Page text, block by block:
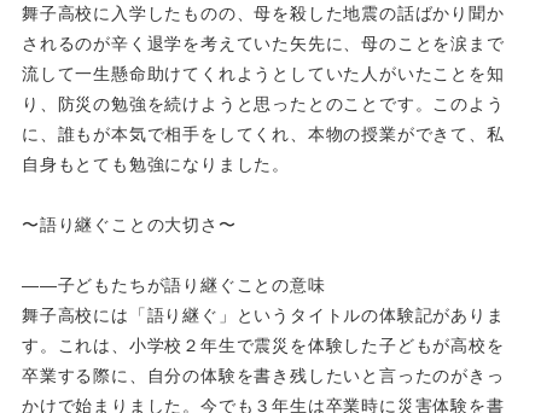
舞子高校に入学したものの、母を殺した地震の話ばかり聞か
されるのが辛く退学を考えていた矢先に、母のことを涙まで
流して一生懸命助けてくれようとしていた人がいたことを知
り、防災の勉強を続けようと思ったとのことです。このよう
に、誰もが本気で相手をしてくれ、本物の授業ができて、私
自身もとても勉強になりました。
〜語り継ぐことの大切さ〜
――子どもたちが語り継ぐことの意味
舞子高校には「語り継ぐ」というタイトルの体験記がありま
す。これは、小学校２年生で震災を体験した子どもが高校を
卒業する際に、自分の体験を書き残したいと言ったのがきっ
かけで始まりました。今でも３年生は卒業時に災害体験を書